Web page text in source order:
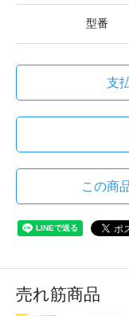
型番
支
この商
売れ筋商品